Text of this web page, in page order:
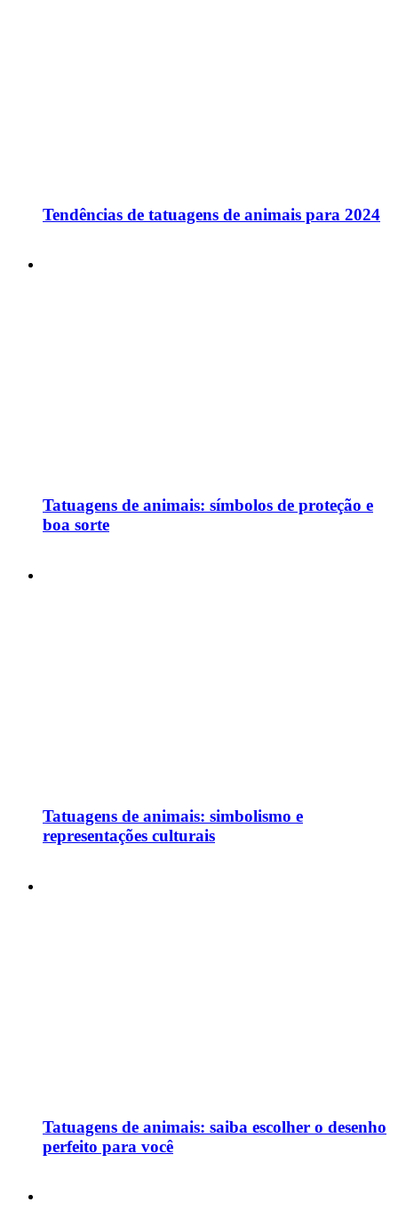
Tendências de tatuagens de animais para 2024
Tatuagens de animais: símbolos de proteção e
boa sorte
Tatuagens de animais: simbolismo e
representações culturais
Tatuagens de animais: saiba escolher o desenho
perfeito para você